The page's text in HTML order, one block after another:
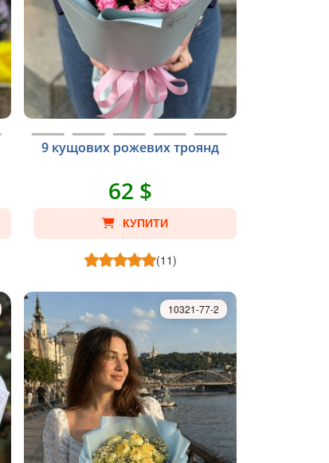
9 кущових рожевих троянд
62 $
КУПИТИ
(11)
10321-77-2